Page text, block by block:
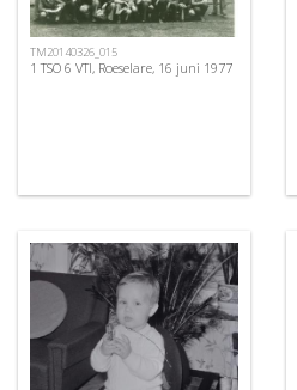
TM20140326_015
1 TSO 6 VTI, Roeselare, 16 juni 1977